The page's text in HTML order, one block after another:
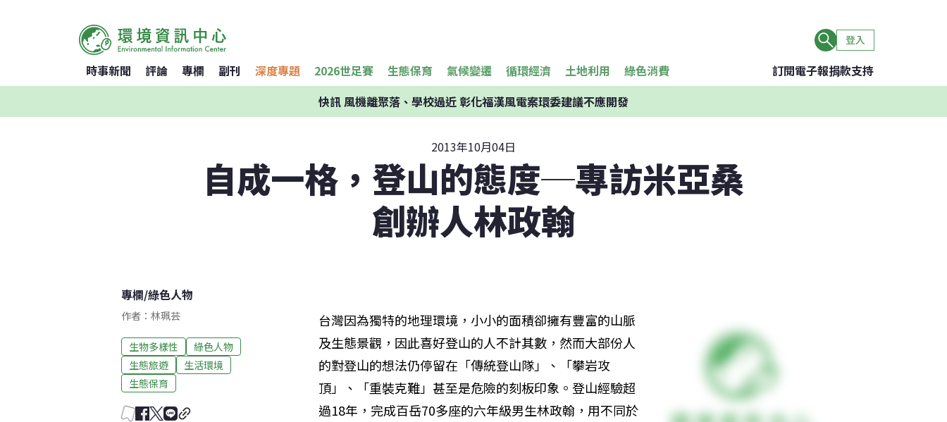
登入
時事新聞 評論 專欄 副刊 深度專題 2026世足賽 生態保育 氣候變遷 循環經濟 土地利用 綠色消費 訂閱電子報捐款支持
快訊風機離聚落、學校過近 彰化福漢風電案環委建議不應開發
2013年10月04日
自成一格，登山的態度─專訪米亞桑
創辦人林政翰
專欄/綠色人物
作者：林珮芸
生物多樣性
綠色人物
生態旅遊
生活環境
生態保育
台灣因為獨特的地理環境，小小的面積卻擁有豐富的山脈
及生態景觀，因此喜好登山的人不計其數，然而大部份人
的對登山的想法仍停留在「傳統登山隊」、「攀岩攻
頂」、「重裝克難」甚至是危險的刻板印象。登山經驗超
過18年，完成百岳70多座的六年級男生林政翰，用不同於